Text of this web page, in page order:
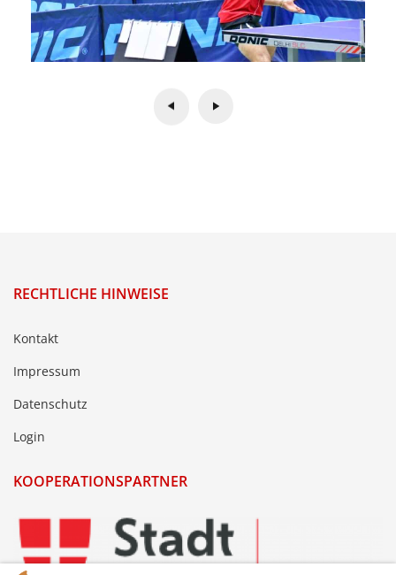
RECHTLICHE HINWEISE
Kontakt
Impressum
Datenschutz
Login
KOOPERATIONSPARTNER